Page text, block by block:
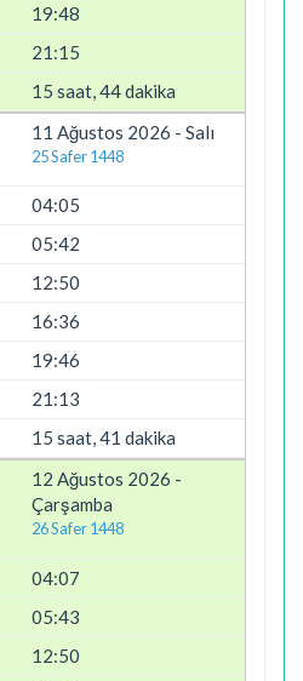
19:48
21:15
15 saat, 44 dakika
11 Ağustos 2026 - Salı
25 Safer 1448
04:05
05:42
12:50
16:36
19:46
21:13
15 saat, 41 dakika
12 Ağustos 2026 -
Çarşamba
26 Safer 1448
04:07
05:43
12:50